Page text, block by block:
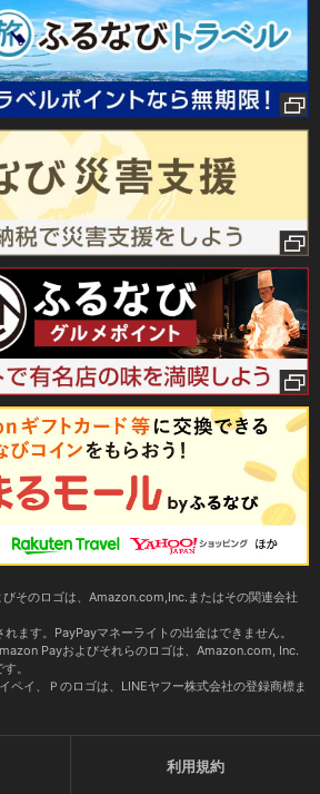
そのロゴは、Amazon.com,Inc.またはその関連会社
ます。PayPayマネーライトの出金はできません。
Payおよびそれらのロゴは、Amazon.com, Inc.
。
ペイ、Ｐのロゴは、LINEヤフー株式会社の登録商標ま
利用規約